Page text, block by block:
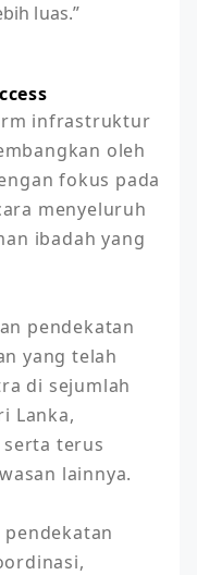
luas.”
infrastruktur
oleh
fokus pada
menyeluruh
ibadah yang
pendekatan
yang telah
di sejumlah
Lanka,
terus
lainnya.